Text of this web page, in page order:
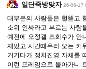
일단죽방맞자 26-06-17
대부분의 사람들은 헐뜯고
소위 인싸라고 부르는 사람
예전에 오정갤 조회수가 안
재밌고 시간때우러 오는 커
거기다가 정치진영 자체를
이런 프레임으로 몰아가니